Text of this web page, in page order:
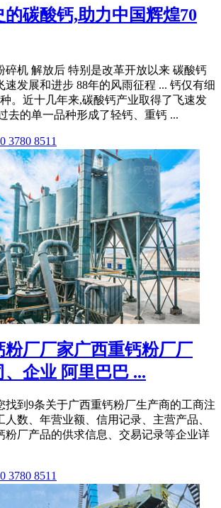
的碳酸钙,助力中国辉煌70
碎机 解放后 特别是改革开放以来 碳酸钙
速发展和进步 88年的风雨征程 ... 钙仅有细
。近十几年来,碳酸钙产业取得了飞速发
去的单一品种形成了轻钙、重钙 ...
3780 8511
粉厂厂家广西重钙粉厂厂
、企业 阿里巴巴 ...
找到9条关于广西重钙粉厂生产商的工商注
人数、年营业额、信用记录、主营产品、
粉厂产品的供求信息、交易记录等企业详
3780 8511